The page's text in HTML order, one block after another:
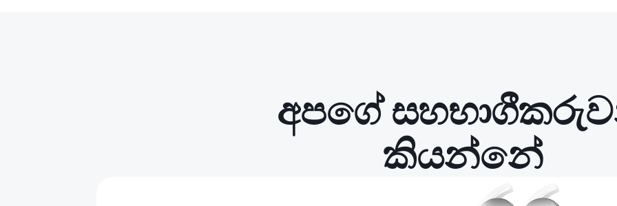
අපගේ
කියන්නේ